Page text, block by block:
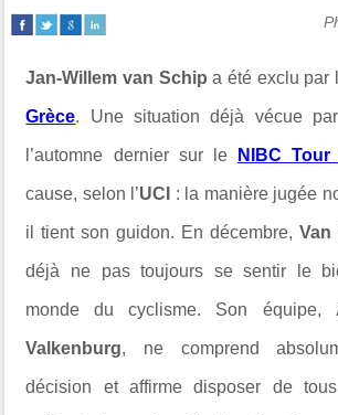
Jan-Willem van Schip a été exclu par
Grèce. Une situation déjà vécue
l’automne dernier sur le NIBC
cause, selon l’UCI : la manière jugée
il tient son guidon. En décembre, Van
déjà ne pas toujours se sentir le
monde du cyclisme. Son équipe,
Valkenburg, ne comprend
décision et affirme disposer de